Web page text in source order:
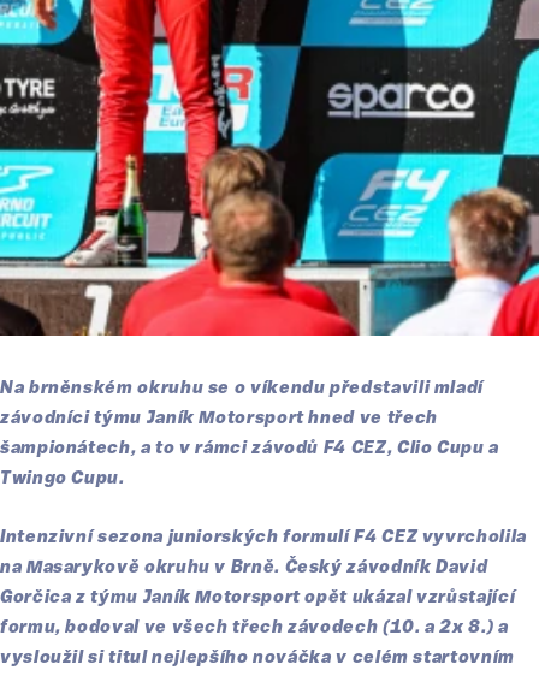
Na brněnském okruhu se o víkendu představili mladí
závodníci týmu Janík Motorsport hned ve třech
šampionátech, a to v rámci závodů F4 CEZ, Clio Cupu a
Twingo Cupu.
Intenzivní sezona juniorských formulí F4 CEZ vyvrcholila
na Masarykově okruhu v Brně. Český závodník David
Gorčica z týmu Janík Motorsport opět ukázal vzrůstající
formu, bodoval ve všech třech závodech (10. a 2x 8.) a
vysloužil si titul nejlepšího nováčka v celém startovním